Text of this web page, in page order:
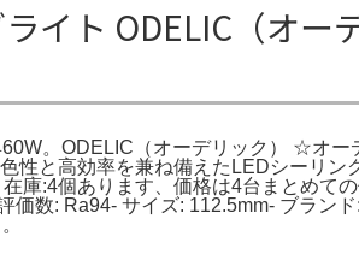
イト ODELIC（オ
。ODELIC（オーデリック） ☆オ
性と高効率を兼ね備えたLEDシーリ
庫:4個あります、価格は4台まとめ
価数: Ra94- サイズ: 112.5mm- ブラ